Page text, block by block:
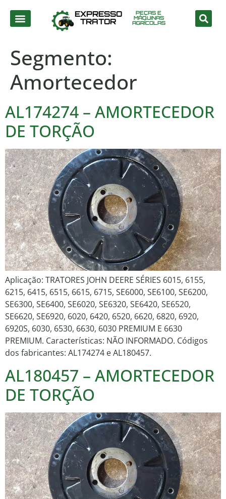
EXPRESSO
TRATOR
PEÇAS E
MÁQUINAS
AGRÍCOLAS
Segmento:
Amortecedor
AL174274 – AMORTECEDOR
DE TORÇÃO
Aplicação: TRATORES JOHN DEERE SÉRIES 6015, 6155,
6215, 6415, 6515, 6615, 6715, SE6000, SE6100, SE6200,
SE6300, SE6400, SE6020, SE6320, SE6420, SE6520,
SE6620, SE6920, 6020, 6420, 6520, 6620, 6820, 6920,
6920S, 6030, 6530, 6630, 6030 PREMIUM E 6630
PREMIUM. Características: NÃO INFORMADO. Códigos
dos fabricantes: AL174274 e AL180457.
AL180457 – AMORTECEDOR
DE TORÇÃO